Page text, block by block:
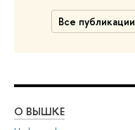
Все публикации
О ВЫШКЕ